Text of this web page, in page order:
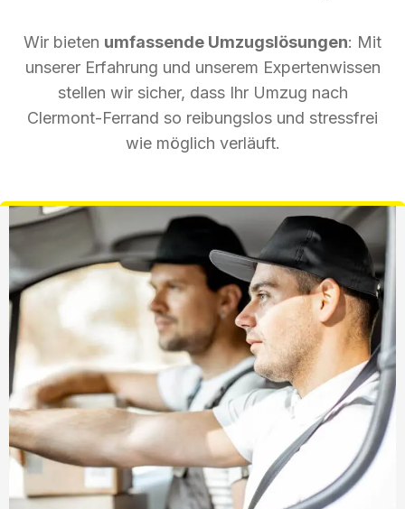
Wir bieten umfassende Umzugslösungen: Mit
unserer Erfahrung und unserem Expertenwissen
stellen wir sicher, dass Ihr Umzug nach
Clermont-Ferrand so reibungslos und stressfrei
wie möglich verläuft.